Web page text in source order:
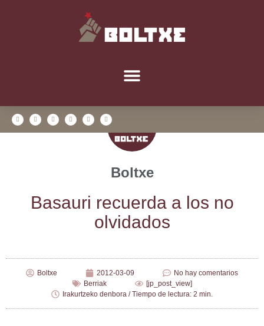
Boltxe
Basau­ri recuer­da a los no
olvidados
Boltxe 2012-03-09
No hay comentarios
Berriak
[jp_post_view]
Irakurtzeko denbora / Tiempo de lectura: 2 min.